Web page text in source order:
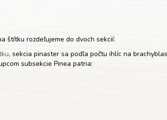
štítku rozdeľujeme do dvoch sekcií:
, sekcia pinaster sa podľa počtu ihlíc na
subsekcie Pinea patria: